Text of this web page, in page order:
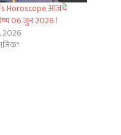
Horoscope आजचे
06 जुन 2026 !
2026